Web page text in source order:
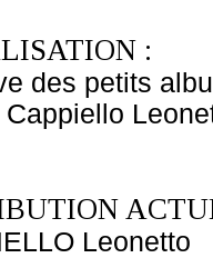
:
des petits
Leonetto